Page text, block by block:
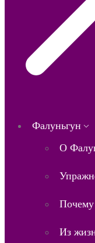
Фалуньгун
О
Почему
Из